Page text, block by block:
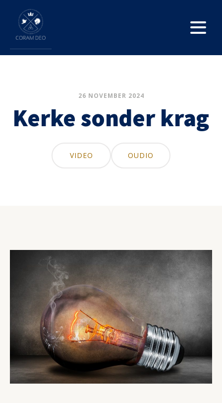
26 NOVEMBER 2024
Kerke sonder krag
VIDEO OUDIO